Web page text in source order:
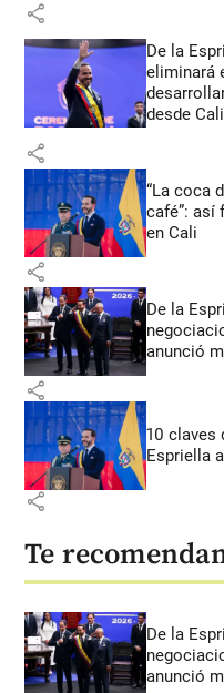
share
De la
eliminará
desde Cali
share
“La coca
café”: así
en Cali
share
De la
anunció
share
10 claves
Espriella
share
Te
De la
anunció